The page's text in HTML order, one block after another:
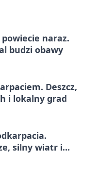
powiecie naraz.
budzi obawy
Deszcz,
i lokalny grad
silny wiatr i